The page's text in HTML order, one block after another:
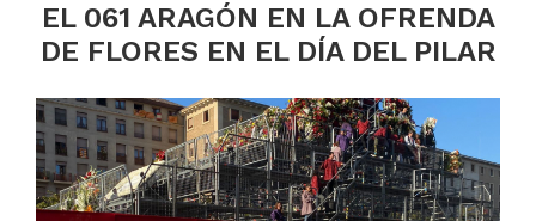
EL 061 ARAGÓN EN LA OFRENDA
DE FLORES EN EL DÍA DEL PILAR